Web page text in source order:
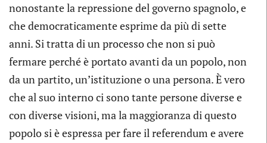
nonostante la repressione del governo spagnolo, e
che democraticamente esprime da più di sette
anni. Si tratta di un processo che non si può
fermare perché è portato avanti da un popolo, non
da un partito, un’istituzione o una persona. È vero
che al suo interno ci sono tante persone diverse e
con diverse visioni, ma la maggioranza di questo
popolo si è espressa per fare il referendum e avere